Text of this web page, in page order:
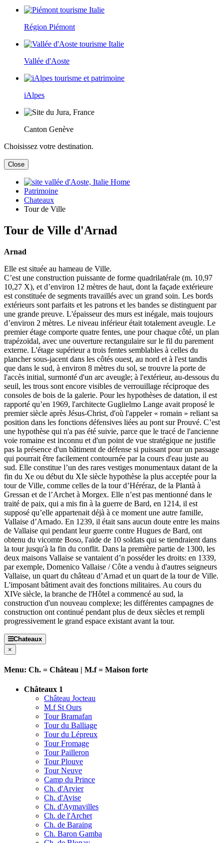
Région Piémont
Vallée d'Aoste
iAlpes
Canton Genève
Choisissez votre destination.
Close
Home
Patrimoine
Chateaux
Tour de Ville
Tour de Ville d'Arnad
Arnad
Elle est située au hameau de Ville.
C’est une construction puissante de forme quadrilatérale (m. 10,97
10,27 X), et d’environ 12 mètres de haut, dont la façade extérieure
est constituée de segments travaillés avec un grand soin. Les bords
extérieurs sont parfaits et les patrons et les bandes se distinguent par
une grande preuve. L'épaisseur des murs est inégale, mais toujours
d’environ 2 mètres. Le niveau inférieur était totalement aveugle. Le
premier étage comporte quatre fentes, une pour chaque côté, un plan
trapézoïdal, avec une ouverture rectangulaire sur le fil du parement
externe. L'étage supérieur a trois fentes semblables à celles du
plancher sous-jacent dans les côtés ouest, au nord et à l'est tandis
que dans le sud, à environ 8 mètres du sol, se trouvre la porte de
l'accès initial, surmonté d'un arc aveugle; à l'extérieur, au-dessous du
seuil, les trous sont encore visibles de verrouillage réciproque des
consoles de bois de la galerie. Pour les hypothèses de datation, il est
rapporté qu’en 1969, l'architecte Guglielmo Lange avait proposé le
premier siècle après Jésus-Christ, d'où l'appeler « romain » reliant sa
position dans les fonctions défensives liées au pont sur Prouvé. C’est
une hypothèse qui n'a pas été suivie, parce que le tracé de l'ancienne
voie romaine est inconnu et d'un point de vue stratégique ne justifie
pas la présence d'un bâtiment de défense si puissant pour un passage
qui pourrait être facilement contournée par la cours d'eau juste au
sud. Elle constitue l’un des rares vestiges monumentaux datant de la
fin du Xe ou début du XIe siècle hypothèse la plus acceptée pour la
tour de Ville, comme celles de la tour d’Héréraz, de la Plantà à
Gressan et de l’Archet à Morgex. Elle n’est pas mentionné dans le
traité de paix, qui a mis fin à la guerre de Bard, en 1214, il est
supposé qu’elle appartenait déjà à ce moment une autre famille,
Vallaise d’Arnado. En 1239, il était sans aucun doute entre les mains
de Vallaise qui pendant leur guerre contre Hugues de Bard, ont
obtenu du vicomte Boso, l'aide de 10 soldats qui se tiendraient dans
la tour jusqu'à la fin du conflit. Dans la première partie de 1300, les
deux maisons Vallaise se vantaient d’n posséder les droits: en 1339,
par exemple, Domenico Vallaise / Côte a vendu à d'autres seigneurs
Vallaise, un quart du château d’Arnad et un quart de la tour de Ville.
L'imposant bâtiment avait des fonctions militaires. Au cours du
XIVe siècle, la branche de l'Hôtel a commencé au sud, la
construction d'un nouveau complexe; les différentes campagnes de
construction ont continué pendant plus de deux siècles et rempli
progressivement le grand espace existant avant la tour.
Chateaux
×
Menu: Ch. = Château | M.f = Maison forte
Châteaux 1
Château Jocteau
M.f St Ours
Tour Bramafan
Tour du Balliage
Tour du Lépreux
Tour Fromage
Tour Pailleron
Tour Plouve
Tour Neuve
Camp du Prince
Ch. d'Arvier
Ch. d'Avise
Ch. d'Aymavilles
Ch. de l'Archet
Ch. de Baraing
Ch. Baron Gamba